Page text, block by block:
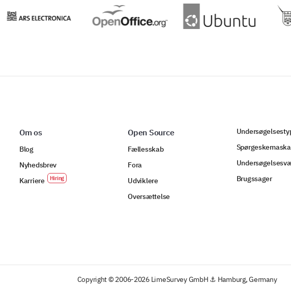
Om os
Blog
Nyhedsbrev
Karriere
Open Source
Fællesskab
Fora
Udviklere
Oversættelse
Brugssager
Copyright © 2006-2026 LimeSurvey GmbH ⚓ Hamburg, Germany